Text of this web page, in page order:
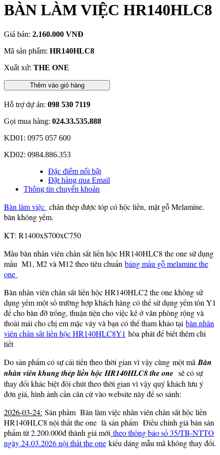
BÀN LÀM VIỆC HR140HLC8
Giá bán: 2.160.000 VNĐ
Mã sản phẩm: HR140HLC8
Xuất xứ: THE ONE
Thêm vào giỏ hàng
Hỗ trợ dự án: 098 530 7119
Gọi mua hàng: 024.33.535.888
KD01: 0975 057 600
KD02: 0984.886.353
Đặc điểm nổi bật
Đặt hàng qua Email
Thông tin chuyển khoản
Bàn làm việc chân thép được tóp có hộc liền, mặt gỗ Melamine.
bàn không yếm.
KT: R1400xS700xC750
Mầu bàn nhân viên chân sắt liền hộc HR140HLC8 the one sử dụng
mầu M1, M2 và M12 theo tiêu chuẩn bảng mầu gỗ melamine the
one
Bàn nhân viên chân sắt liền hộc HR140HLC2 the one không sử
dụng yếm một số trường hợp khách hàng có thể sử dụng yếm tôn Y1
để cho bàn đỡ trống, thuận tiện cho việc kê ở văn phòng rộng và
thoải mái cho chị em mặc váy và bạn có thể tham khảo tại bàn nhân
viên chân sắt liền hộc HR140HLC8Y1 hòa phát để biết thêm chi
tiết
Do sản phẩm có sự cải tiến theo thời gian vì vậy cùng một mã Bàn
nhân viên khung thép liền hộc HR140HLC8 the one sẽ có sự
thay đổi khác biệt đôi chút theo thời gian vì vậy quý khách lưu ý
đơn giá, hình ảnh cần căn cứ vào website này để so sánh:
2026-03-24: Sản phầm Bàn làm việc nhân viên chân sắt hộc liền
HR140HLC8 nội thất the one là sản phẩm Điều chỉnh giá bán sản
phẩm từ 2.200.000đ thành giá mới theo thông báo số 35/TB-NTTO
ngày 24.03.2026 nội thất the one kiểu dáng mẫu mã không thay đổi.